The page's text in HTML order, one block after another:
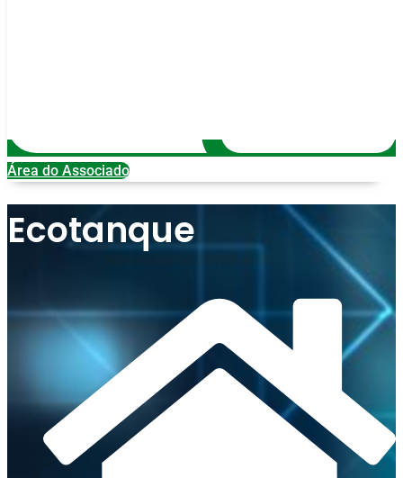
Área do Associado
Ecotanque